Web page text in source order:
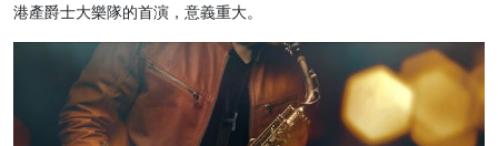
港產爵士大樂隊的首演，意義重大。